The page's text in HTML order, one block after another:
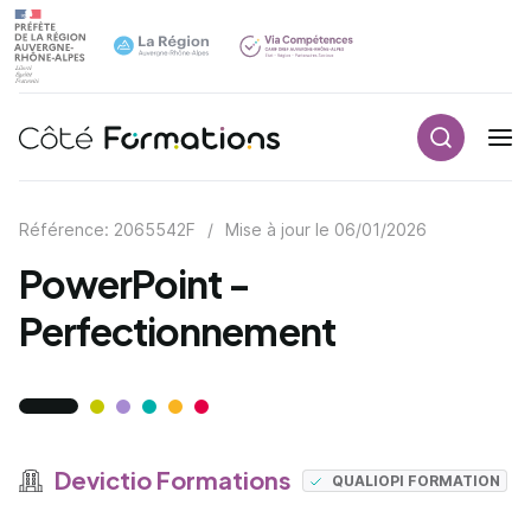
Navigation principale
Référence: 2065542F / Mise à jour le 06/01/2026
PowerPoint -
Perfectionnement
Devictio Formations QUALIOPI FORMATION